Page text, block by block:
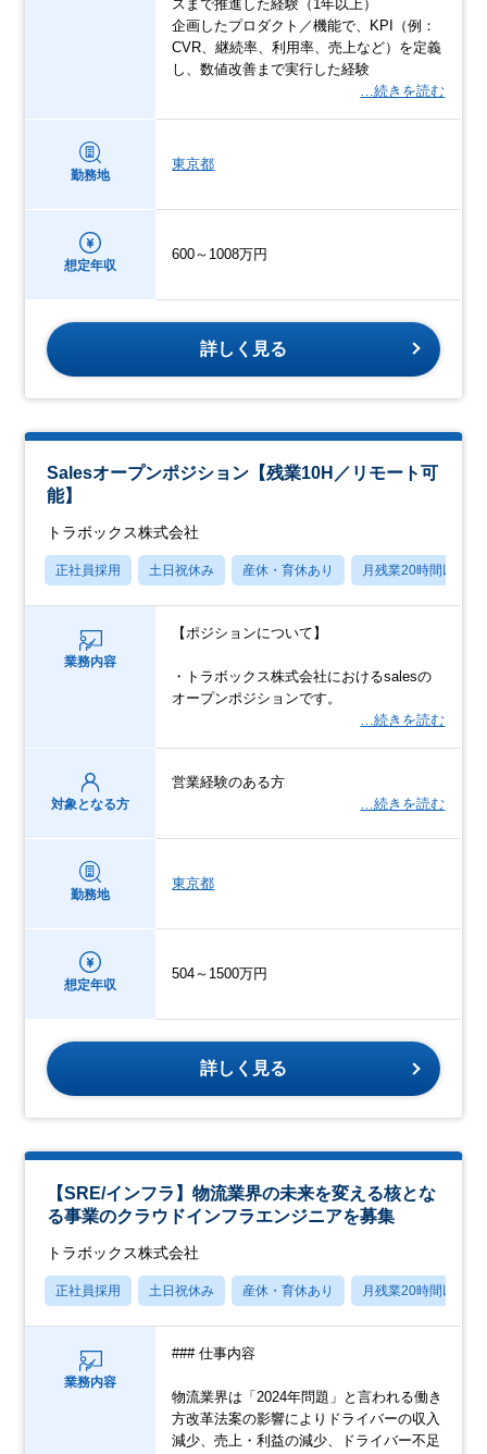
スまで推進した経験（1年以上）
企画したプロダクト／機能で、KPI（例：
CVR、継続率、利用率、売上など）を定義
し、数値改善まで実行した経験
…続きを読む
勤務地
東京都
想定年収
600～1008万円
詳しく見る
Salesオープンポジション【残業10H／リモート可
能】
トラボックス株式会社
正社員採用 土日祝休み 産休・育休あり 月残業20時間以内
業務内容
【ポジションについて】
・トラボックス株式会社におけるsalesの
オープンポジションです。
…続きを読む
対象となる方
営業経験のある方
…続きを読む
勤務地
東京都
想定年収
504～1500万円
詳しく見る
【SRE/インフラ】物流業界の未来を変える核とな
る事業のクラウドインフラエンジニアを募集
トラボックス株式会社
正社員採用 土日祝休み 産休・育休あり 月残業20時間以内
業務内容
### 仕事内容
物流業界は「2024年問題」と言われる働き
方改革法案の影響によりドライバーの収入
減少、売上・利益の減少、ドライバー不足